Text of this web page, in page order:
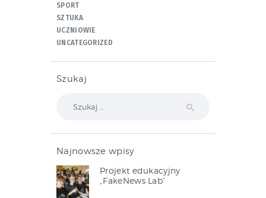
SPORT
SZTUKA
UCZNIOWIE
UNCATEGORIZED
Szukaj
Najnowsze wpisy
Projekt edukacyjny
„FakeNews Lab”